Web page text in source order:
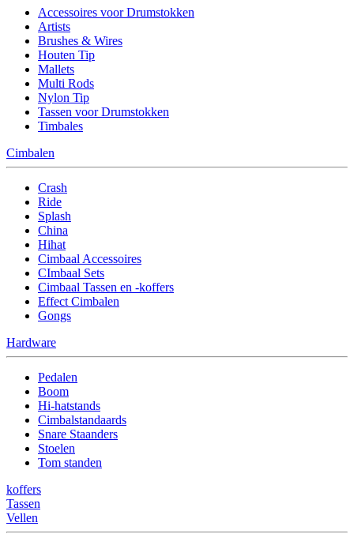
Accessoires voor Drumstokken
Artists
Brushes & Wires
Houten Tip
Mallets
Multi Rods
Nylon Tip
Tassen voor Drumstokken
Timbales
Cimbalen
Crash
Ride
Splash
China
Hihat
Cimbaal Accessoires
CImbaal Sets
Cimbaal Tassen en -koffers
Effect Cimbalen
Gongs
Hardware
Pedalen
Boom
Hi-hatstands
Cimbalstandaards
Snare Staanders
Stoelen
Tom standen
koffers
Tassen
Vellen